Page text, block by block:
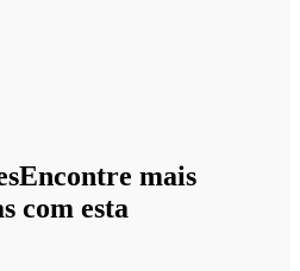
Encontre mais
com esta